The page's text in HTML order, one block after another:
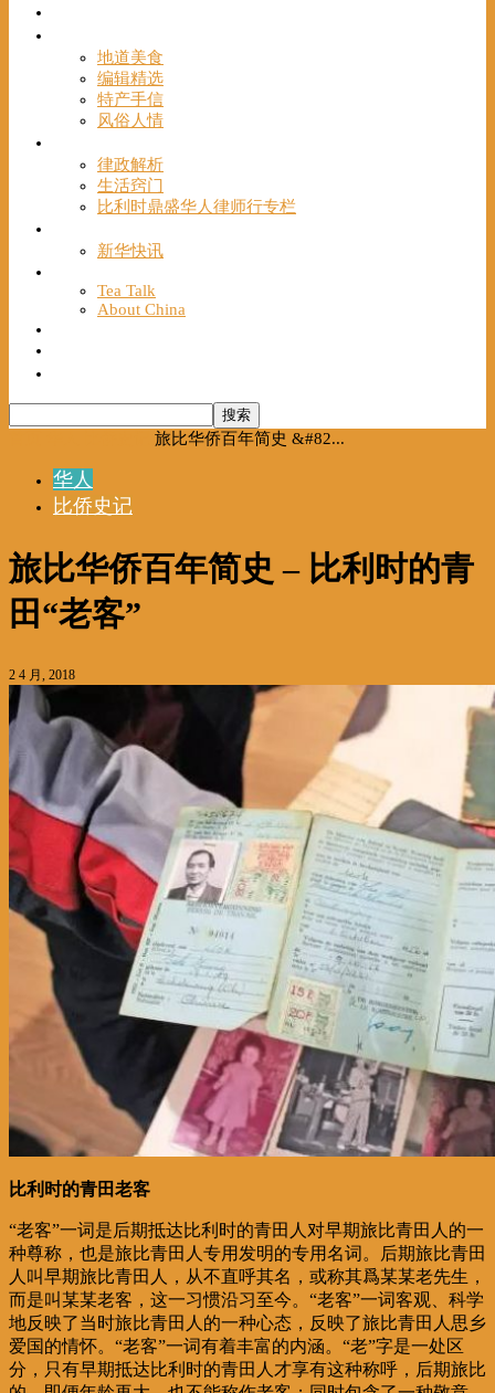
地道美食
编辑精选
特产手信
风俗人情
律政解析
生活窍门
比利时鼎盛华人律师行专栏
新华快讯
Tea Talk
About China
旅比华侨百年简史 &#82...
华人
比侨史记
旅比华侨百年简史 – 比利时的青
田“老客”
2 4 月, 2018
比利时的青田老客
“老客”一词是后期抵达比利时的青田人对早期旅比青田人的一
种尊称，也是旅比青田人专用发明的专用名词。后期旅比青田
人叫早期旅比青田人，从不直呼其名，或称其爲某某老先生，
而是叫某某老客，这一习惯沿习至今。“老客”一词客观、科学
地反映了当时旅比青田人的一种心态，反映了旅比青田人思乡
爱国的情怀。“老客”一词有着丰富的内涵。“老”字是一处区
分，只有早期抵达比利时的青田人才享有这种称呼，后期旅比